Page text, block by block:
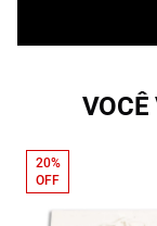
20%
OFF